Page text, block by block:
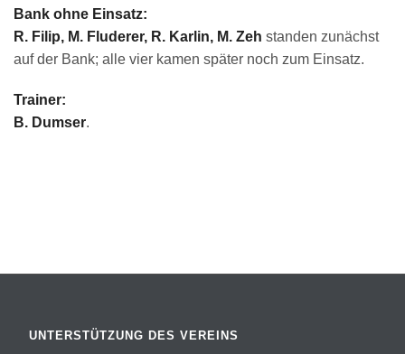
Bank ohne Einsatz:
R. Filip, M. Fluderer, R. Karlin, M. Zeh standen zunächst
auf der Bank; alle vier kamen später noch zum Einsatz.
Trainer:
B. Dumser.
UNTERSTÜTZUNG DES VEREINS